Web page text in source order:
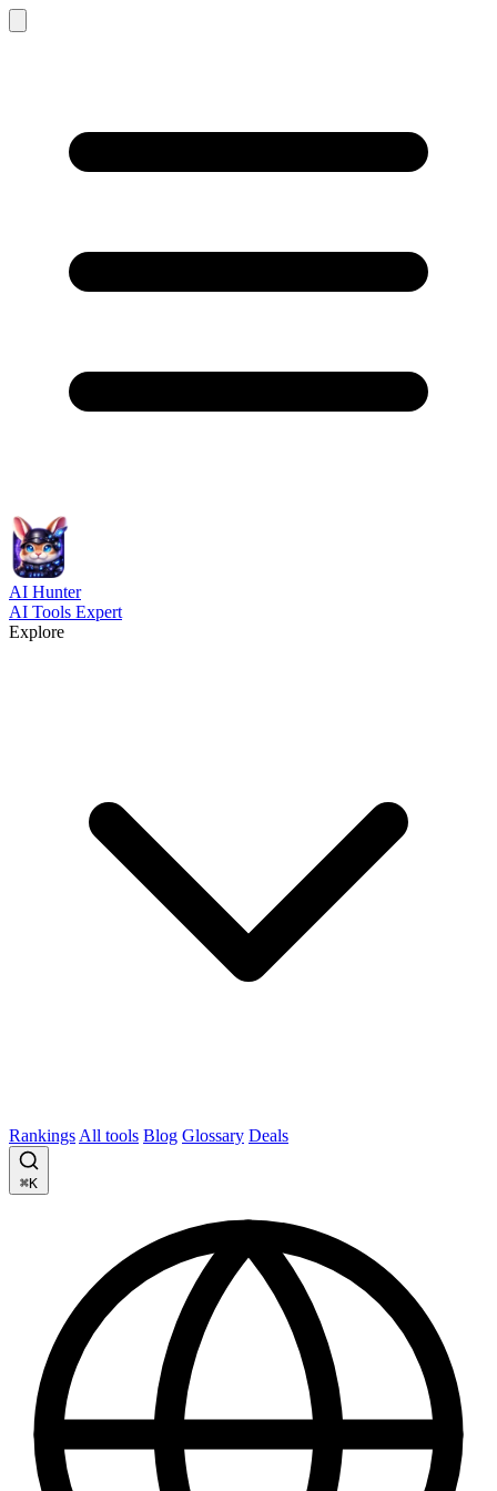
AI Hunter
AI Tools Expert
Explore
Rankings All tools Blog Glossary Deals
⌘K